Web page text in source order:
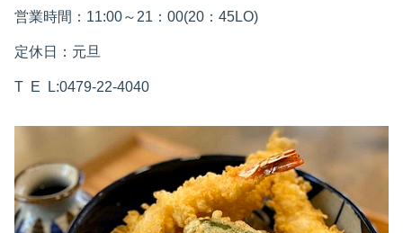
営業時間：11:00～21：00(20：45LO)
定休日：元旦
T E L:0479-22-4040